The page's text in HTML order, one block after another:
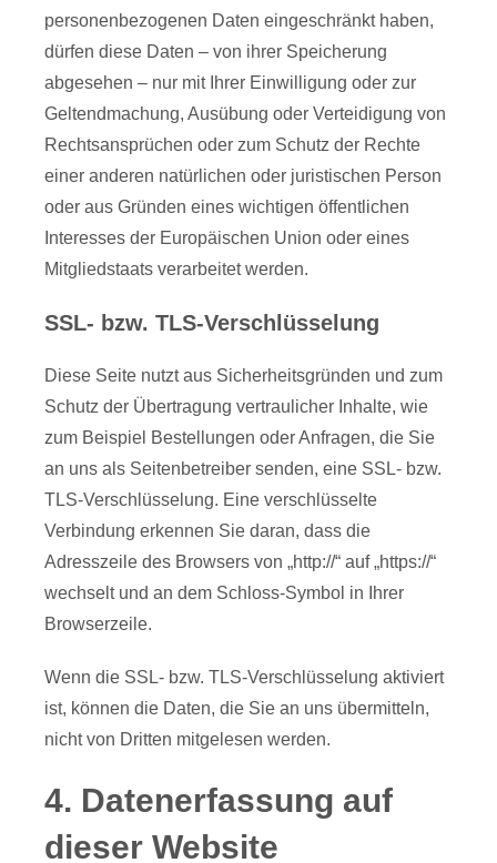
personenbezogenen Daten eingeschränkt haben,
dürfen diese Daten – von ihrer Speicherung
abgesehen – nur mit Ihrer Einwilligung oder zur
Geltendmachung, Ausübung oder Verteidigung von
Rechtsansprüchen oder zum Schutz der Rechte
einer anderen natürlichen oder juristischen Person
oder aus Gründen eines wichtigen öffentlichen
Interesses der Europäischen Union oder eines
Mitgliedstaats verarbeitet werden.
SSL- bzw. TLS-Verschlüsselung
Diese Seite nutzt aus Sicherheitsgründen und zum
Schutz der Übertragung vertraulicher Inhalte, wie
zum Beispiel Bestellungen oder Anfragen, die Sie
an uns als Seitenbetreiber senden, eine SSL- bzw.
TLS-Verschlüsselung. Eine verschlüsselte
Verbindung erkennen Sie daran, dass die
Adresszeile des Browsers von „http://“ auf „https://“
wechselt und an dem Schloss-Symbol in Ihrer
Browserzeile.
Wenn die SSL- bzw. TLS-Verschlüsselung aktiviert
ist, können die Daten, die Sie an uns übermitteln,
nicht von Dritten mitgelesen werden.
4. Datenerfassung auf
dieser Website